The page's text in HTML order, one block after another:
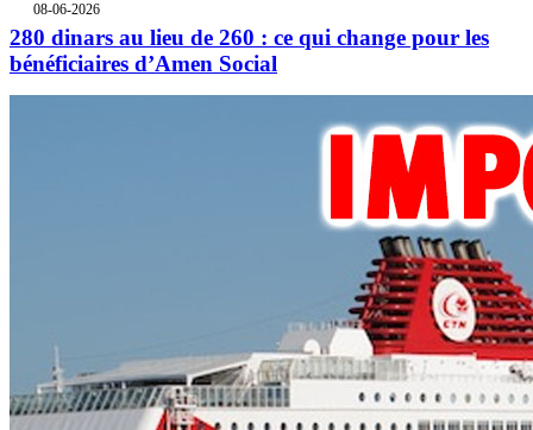
08-06-2026
280 dinars au lieu de 260 : ce qui change pour les
bénéficiaires d’Amen Social